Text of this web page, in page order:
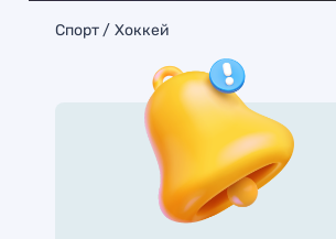
Спорт Хоккей